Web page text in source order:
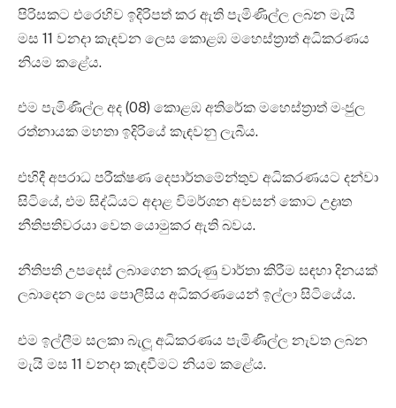
පිරිසකට එරෙහිව ඉදිරිපත් කර ඇති පැමිණිල්ල ලබන මැයි
මස 11 වනදා කැඳවන ලෙස කොළඹ මහෙස්ත්‍රාත් අධිකරණය
නියම කළේය.
එම පැමිණිල්ල අද (08) කොළඹ අතිරේක මහෙස්ත්‍රාත් මංජුල
රත්නායක මහතා ඉදිරියේ කැඳවනු ලැබීය.
එහිදී අපරාධ පරීක්ෂණ දෙපාර්තමේන්තුව අධිකරණයට දන්වා
සිටියේ, එම සිද්ධියට අදාළ විමර්ශන අවසන් කොට උද්‍රෘත
නීතිපතිවරයා වෙත යොමුකර ඇති බවය.
නීතිපති උපදෙස් ලබාගෙන කරුණු වාර්තා කිරීම සඳහා දිනයක්
ලබාදෙන ලෙස පොලීසිය අධිකරණයෙන් ඉල්ලා සිටියේය.
එම ඉල්ලීම සලකා බැලූ අධිකරණය පැමිණිල්ල නැවත ලබන
මැයි මස 11 වනදා කැඳවීමට නියම කළේය.